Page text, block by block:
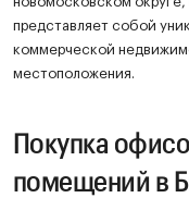
представляет собой
коммерческой
местоположения.
Покупка
помещений в